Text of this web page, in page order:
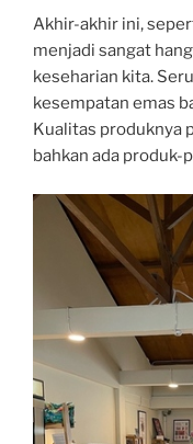
Akhir-akhir ini,
menjadi sangat
keseharian kita.
kesempatan emas
Kualitas produknya
bahkan ada produk-